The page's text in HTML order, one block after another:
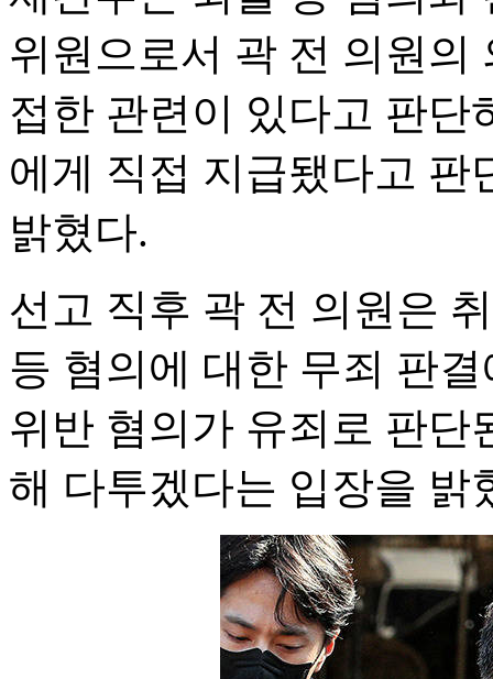
위원으로서 곽 전 의원의
접한 관련이 있다고 판단
에게 직접 지급됐다고 판
밝혔다.
선고 직후 곽 전 의원은
등 혐의에 대한 무죄 판
위반 혐의가 유죄로 판단
해 다투겠다는 입장을 밝